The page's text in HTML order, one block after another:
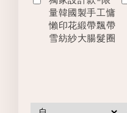
量韓國製手工慵
懶印花緞帶飄帶
雪紡紗大腸髮圈